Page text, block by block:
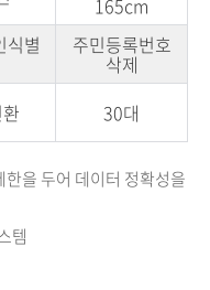
식별 주민등록번호
삭제
30대
을 두어 데이터 정확성을
템